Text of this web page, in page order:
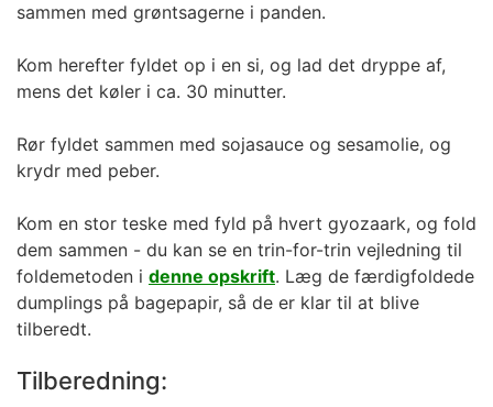
sammen med grøntsagerne i panden.
Kom herefter fyldet op i en si, og lad det dryppe af,
mens det køler i ca. 30 minutter.
Rør fyldet sammen med sojasauce og sesamolie, og
krydr med peber.
Kom en stor teske med fyld på hvert gyozaark, og fold
dem sammen - du kan se en trin-for-trin vejledning til
foldemetoden i denne opskrift. Læg de færdigfoldede
dumplings på bagepapir, så de er klar til at blive
tilberedt.
Tilberedning: